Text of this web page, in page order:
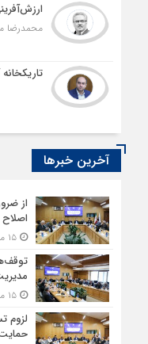
محمدرضا
آخرین خبرها
از
۱۵ مرداد ۱۴۰۵ - ۱۲:۵۴
۱۵ مرداد ۱۴۰۵ - ۱۲:۲۷
لزوم